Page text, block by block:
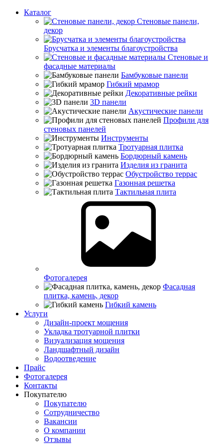
Каталог
Стеновые панели,
декор
Брусчатка и элементы благоустройства
Стеновые и
фасадные материалы
Бамбуковые панели
Гибкий мрамор
Декоративные рейки
3D панели
Акустические панели
Профили для
стеновых панелей
Инструменты
Тротуарная плитка
Бордюрный камень
Изделия из гранита
Обустройство террас
Газонная решетка
Тактильная плита
Фотогалерея
Фасадная
плитка, камень, декор
Гибкий камень
Услуги
Дизайн-проект мощения
Укладка тротуарной плитки
Визуализация мощения
Ландшафтный дизайн
Водоотведение
Прайс
Фотогалерея
Контакты
Покупателю
Покупателю
Сотрудничество
Вакансии
О компании
Отзывы